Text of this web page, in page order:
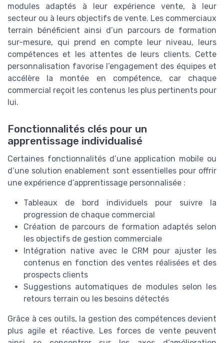
modules adaptés à leur expérience vente, à leur
secteur ou à leurs objectifs de vente. Les commerciaux
terrain bénéficient ainsi d’un parcours de formation
sur-mesure, qui prend en compte leur niveau, leurs
compétences et les attentes de leurs clients. Cette
personnalisation favorise l’engagement des équipes et
accélère la montée en compétence, car chaque
commercial reçoit les contenus les plus pertinents pour
lui.
Fonctionnalités clés pour un
apprentissage individualisé
Certaines fonctionnalités d’une application mobile ou
d’une solution enablement sont essentielles pour offrir
une expérience d’apprentissage personnalisée :
Tableaux de bord individuels pour suivre la
progression de chaque commercial
Création de parcours de formation adaptés selon
les objectifs de gestion commerciale
Intégration native avec le CRM pour ajuster les
contenus en fonction des ventes réalisées et des
prospects clients
Suggestions automatiques de modules selon les
retours terrain ou les besoins détectés
Grâce à ces outils, la gestion des compétences devient
plus agile et réactive. Les forces de vente peuvent